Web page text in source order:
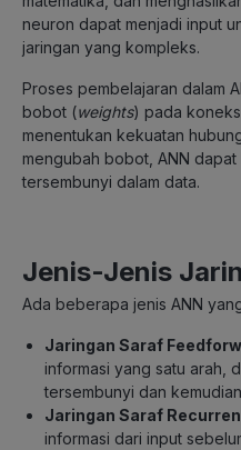
neuron dapat menjadi input
jaringan yang kompleks.
Proses pembelajaran dalam
bobot (weights) pada
menentukan kekuatan
mengubah bobot, ANN
tersembunyi dalam data.
Jenis-Jenis
Ada beberapa jenis ANN
Jaringan Saraf
informasi yang satu arah,
tersembunyi dan
Jaringan Saraf
informasi dari input